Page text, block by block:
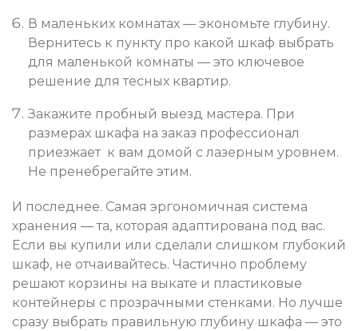
В маленьких комнатах — экономьте глубину.
Вернитесь к пункту про какой шкаф выбрать
для маленькой комнаты — это ключевое
решение для тесных квартир.
Закажите пробный выезд мастера. При
размерах шкафа на заказ профессионал
приезжает к вам домой с лазерным уровнем.
Не пренебрегайте этим.
И последнее. Самая эргономичная система
хранения — та, которая адаптирована под вас.
Если вы купили или сделали слишком глубокий
шкаф, не отчаивайтесь. Частично проблему
решают корзины на выкате и пластиковые
контейнеры с прозрачными стенками. Но лучше
сразу выбрать правильную глубину шкафа — это